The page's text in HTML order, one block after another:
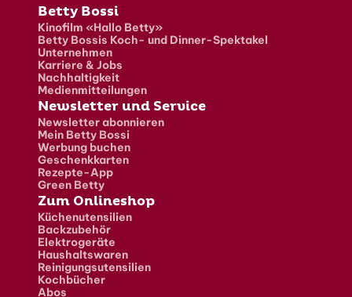
Fusszeile
Betty Bossi
Kinofilm «Hallo Betty»
Betty Bossis Koch- und Dinner-Spektakel
Unternehmen
Karriere & Jobs
Nachhaltigkeit
Medienmitteilungen
Newsletter und Service
Newsletter abonnieren
Mein Betty Bossi
Werbung buchen
Geschenkkarten
Rezepte-App
Green Betty
Zum Onlineshop
Küchenutensilien
Backzubehör
Elektrogeräte
Haushaltswaren
Reinigungsutensilien
Kochbücher
Abos